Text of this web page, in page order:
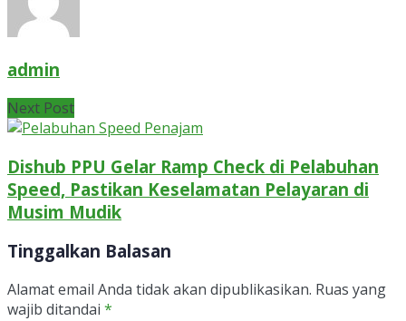
admin
Next Post
Dishub PPU Gelar Ramp Check di Pelabuhan
Speed, Pastikan Keselamatan Pelayaran di
Musim Mudik
Tinggalkan Balasan
Alamat email Anda tidak akan dipublikasikan. Ruas yang
wajib ditandai *